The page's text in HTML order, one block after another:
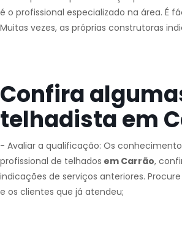
é o profissional especializado na área. É
Muitas vezes, as próprias construtoras
Confira
telhadista em
- Avaliar a qualificação: Os
profissional de telhados em Carrão,
indicações de serviços anteriores.
e os clientes que já atendeu;